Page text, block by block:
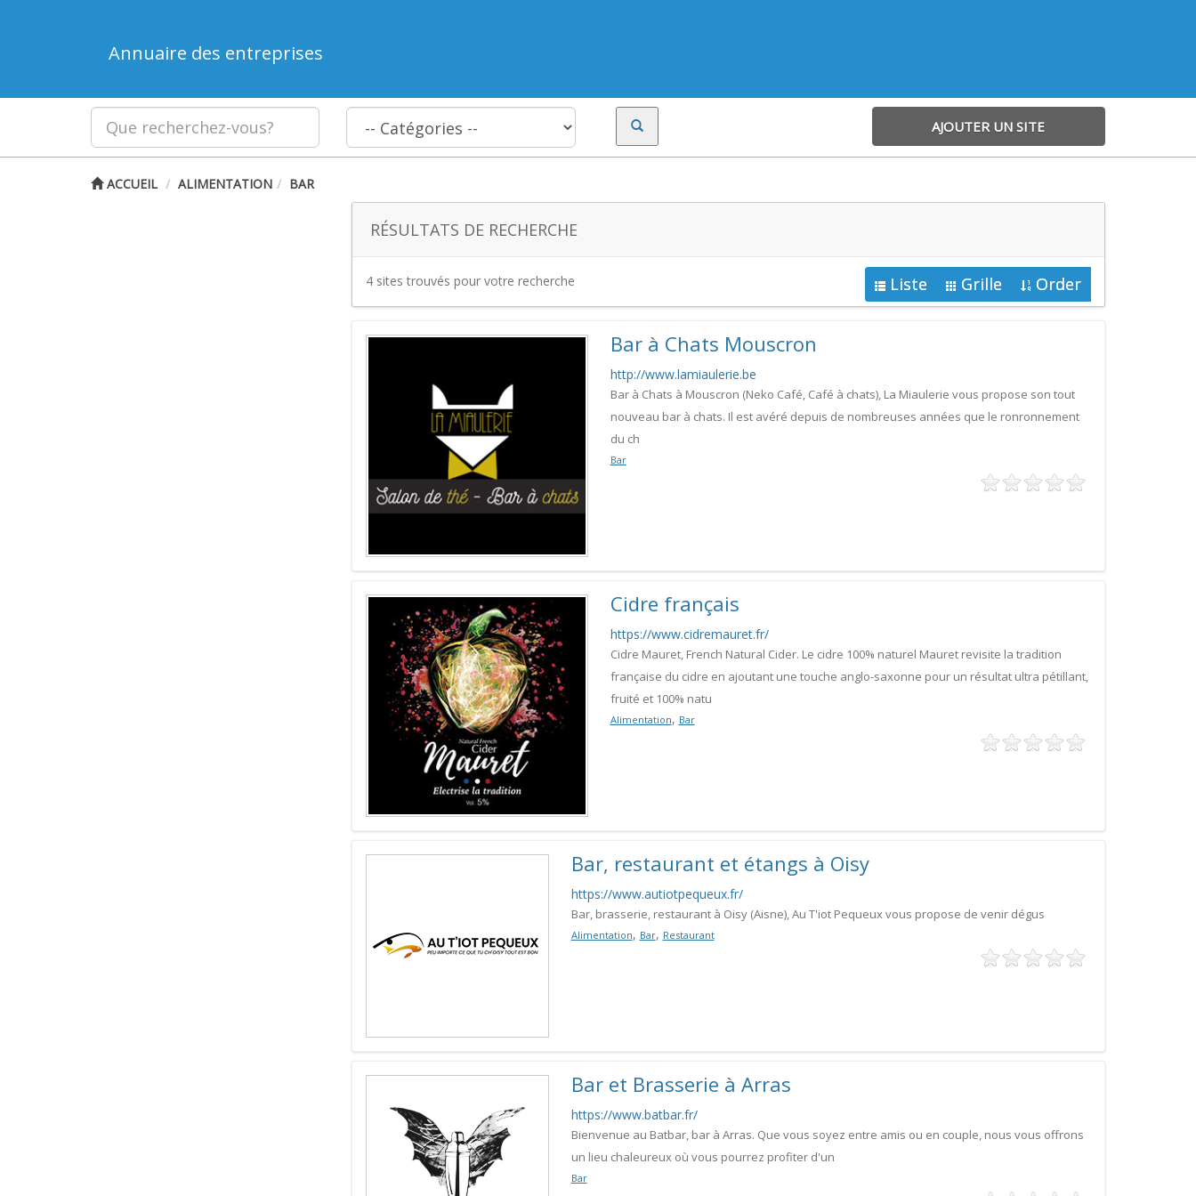
Annuaire des entreprises
AJOUTER UN SITE
ACCUEIL ALIMENTATION BAR
RÉSULTATS DE RECHERCHE
4 sites trouvés pour votre recherche Liste Grille Order
Bar à Chats Mouscron
http://www.lamiaulerie.be
Bar à Chats à Mouscron (Neko Café, Café à chats), La Miaulerie vous propose son tout
nouveau bar à chats. Il est avéré depuis de nombreuses années que le ronronnement
du ch
Bar
Cidre français
https://www.cidremauret.fr/
Cidre Mauret, French Natural Cider. Le cidre 100% naturel Mauret revisite la tradition
française du cidre en ajoutant une touche anglo-saxonne pour un résultat ultra pétillant,
fruité et 100% natu
Alimentation, Bar
Bar, restaurant et étangs à Oisy
https://www.autiotpequeux.fr/
Bar, brasserie, restaurant à Oisy (Aisne), Au T'iot Pequeux vous propose de venir dégus
Alimentation, Bar, Restaurant
Bar et Brasserie à Arras
https://www.batbar.fr/
Bienvenue au Batbar, bar à Arras. Que vous soyez entre amis ou en couple, nous vous offrons
un lieu chaleureux où vous pourrez profiter d'un
Bar